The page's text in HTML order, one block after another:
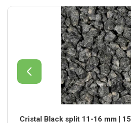
Cristal Black split 11-16 mm |